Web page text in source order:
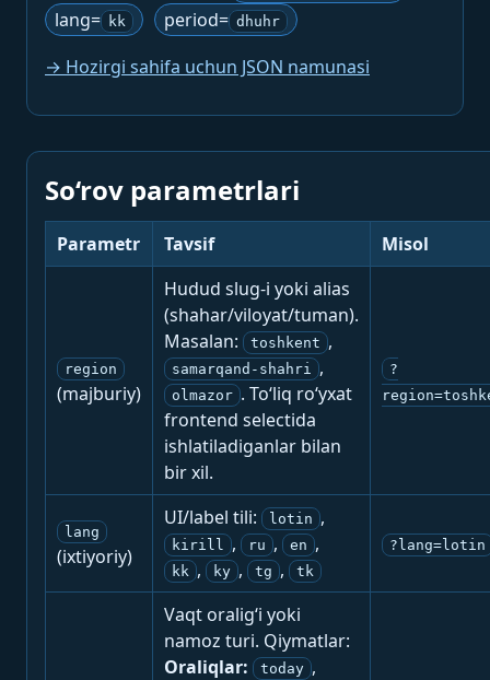
lang= kk period= dhuhr
→ Hozirgi sahifa uchun JSON namunasi
So‘rov parametrlari
Parametr Tavsif Misol
region
(majburiy)
Hudud slug-i yoki alias
(shahar/viloyat/tuman).
Masalan:
toshkent ,
samarqand-shahri ,
olmazor . To‘liq ro‘yxat
frontend selectida
ishlatiladiganlar bilan
bir xil.
?
lang
(ixtiyoriy)
UI/label tili: lotin ,
kirill , ru , en ,
kk , ky , tg , tk
?lang=lotin
Vaqt oralig‘i yoki
namoz turi. Qiymatlar:
Oraliqlar:
today ,